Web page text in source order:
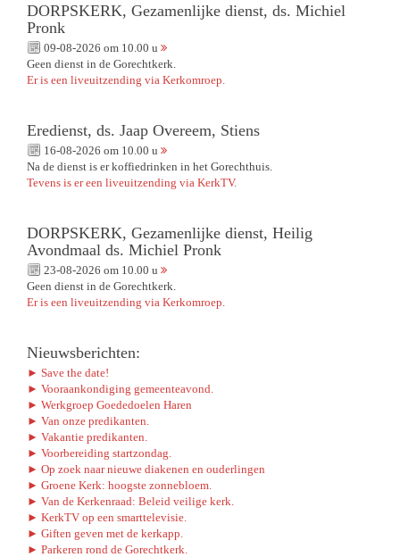
DORPSKERK, Gezamenlijke dienst, ds. Michiel
Pronk
09-08-2026 om 10.00 u
Geen dienst in de Gorechtkerk.
Er is een liveuitzending via Kerkomroep.
Eredienst, ds. Jaap Overeem, Stiens
16-08-2026 om 10.00 u
Na de dienst is er koffiedrinken in het Gorechthuis.
Tevens is er een liveuitzending via KerkTV.
DORPSKERK, Gezamenlijke dienst, Heilig
Avondmaal ds. Michiel Pronk
23-08-2026 om 10.00 u
Geen dienst in de Gorechtkerk.
Er is een liveuitzending via Kerkomroep.
Nieuwsberichten:
► Save the date!
► Vooraankondiging gemeenteavond.
► Werkgroep Goededoelen Haren
► Van onze predikanten.
► Vakantie predikanten.
► Voorbereiding startzondag.
► Op zoek naar nieuwe diakenen en ouderlingen
► Groene Kerk: hoogste zonnebloem.
► Van de Kerkenraad: Beleid veilige kerk.
► KerkTV op een smarttelevisie.
► Giften geven met de kerkapp.
► Parkeren rond de Gorechtkerk.